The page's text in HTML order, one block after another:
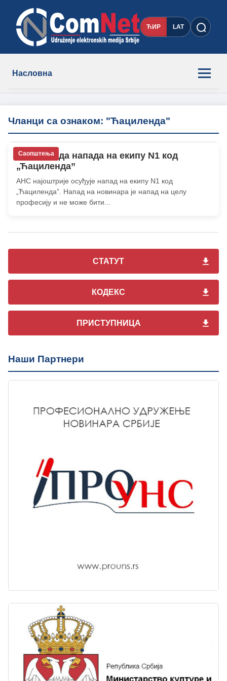
ЋИР LAT
Насловна
Новости
Чланови
О нама
Контакт
Чланци са ознаком: "Ћациленда"
Саопштења
АНС: Осуда напада на екипу N1 код
„Ћациленда”
АНС најоштрије осуђује напад на екипу N1 код
„Ћациленда”. Напад на новинара је напад на целу
професију и не може бити...
СТАТУТ
КОДЕКС
ПРИСТУПНИЦА
Наши Партнери